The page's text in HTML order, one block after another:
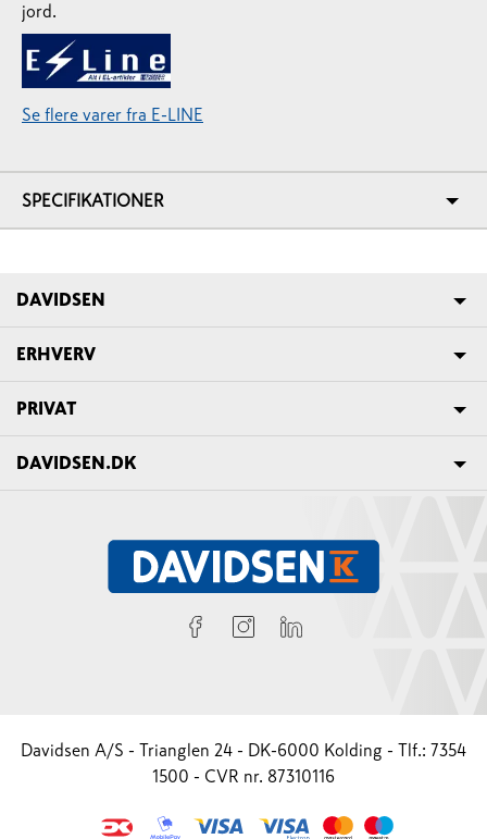
jord.
Se flere varer fra E-LINE
SPECIFIKATIONER
DAVIDSEN
ERHVERV
PRIVAT
DAVIDSEN.DK
Davidsen A/S - Trianglen 24 - DK-6000 Kolding - Tlf.: 7354
1500 - CVR nr. 87310116